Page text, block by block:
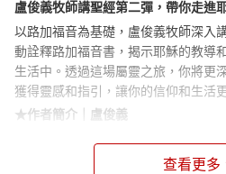
盧俊義牧師講聖經第二彈，帶你走進
以路加福音為基礎，盧俊義牧師深入
動詮釋路加福音書，揭示耶穌的教導
生活中。透過這場屬靈之旅，你將更
獲得靈感和指引，讓你的信仰和生活
★作者簡介｜盧俊義
1974年自台南神學院畢業，陸續在台
查看更多